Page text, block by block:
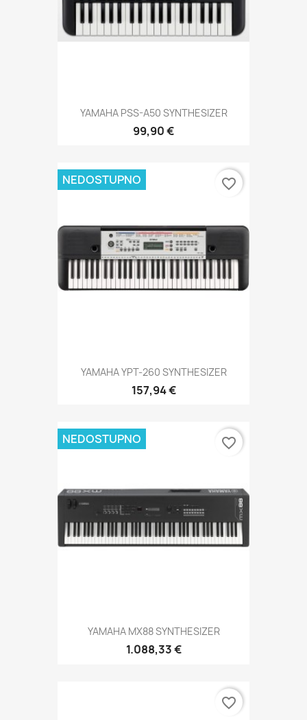
YAMAHA PSS-A50 SYNTHESIZER
99,90 €
YAMAHA YPT-260 SYNTHESIZER
157,94 €
NEDOSTUPNO favorite_border
YAMAHA MX88 SYNTHESIZER
1.088,33 €
NEDOSTUPNO favorite_border
favorite_border